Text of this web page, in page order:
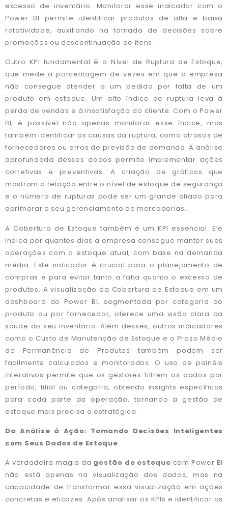
excesso de inventário. Monitorar esse indicador com o
Power BI permite identificar produtos de alta e baixa
rotatividade, auxiliando na tomada de decisões sobre
promoções ou descontinuação de itens.
Outro KPI fundamental é o Nível de Ruptura de Estoque,
que mede a porcentagem de vezes em que a empresa
não consegue atender a um pedido por falta de um
produto em estoque. Um alto índice de ruptura leva à
perda de vendas e à insatisfação do cliente. Com o Power
BI, é possível não apenas monitorar esse índice, mas
também identificar as causas da ruptura, como atrasos de
fornecedores ou erros de previsão de demanda. A análise
aprofundada desses dados permite implementar ações
corretivas e preventivas. A criação de gráficos que
mostram a relação entre o nível de estoque de segurança
e o número de rupturas pode ser um grande aliado para
aprimorar o seu gerenciamento de mercadorias.
A Cobertura de Estoque também é um KPI essencial. Ele
indica por quantos dias a empresa consegue manter suas
operações com o estoque atual, com base na demanda
média. Este indicador é crucial para o planejamento de
compras e para evitar tanto a falta quanto o excesso de
produtos. A visualização da Cobertura de Estoque em um
dashboard do Power BI, segmentada por categoria de
produto ou por fornecedor, oferece uma visão clara da
saúde do seu inventário. Além desses, outros indicadores
como o Custo de Manutenção de Estoque e o Prazo Médio
de Permanência de Produtos também podem ser
facilmente calculados e monitorados. O uso de painéis
interativos permite que os gestores filtrem os dados por
período, filial ou categoria, obtendo insights específicos
para cada parte da operação, tornando a gestão de
estoque mais precisa e estratégica.
Da Análise à Ação: Tomando Decisões Inteligentes
com Seus Dados de Estoque
A verdadeira magia da gestão de estoque com Power BI
não está apenas na visualização dos dados, mas na
capacidade de transformar essa visualização em ações
concretas e eficazes. Após analisar os KPIs e identificar os